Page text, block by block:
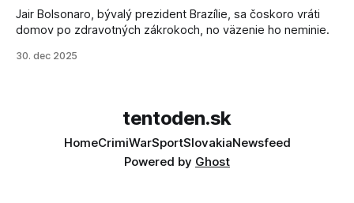
Jair Bolsonaro, bývalý prezident Brazílie, sa čoskoro vráti
domov po zdravotných zákrokoch, no väzenie ho neminie.
30. dec 2025
tentoden.sk
HomeCrimiWarSportSlovakiaNewsfeed
Powered by Ghost